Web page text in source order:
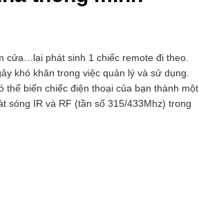
cửa…lại phát sinh 1 chiếc remote đi theo.
khó khăn trong việc quản lý và sử dụng.
thể biến chiếc điện thoại của bạn thành một
sóng IR và RF (tần số 315/433Mhz) trong